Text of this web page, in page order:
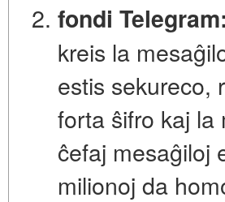
fondi Telegram:
kreis la
estis sekureco,
forta ŝifro kaj la
ĉefaj mesaĝiloj
milionoj da